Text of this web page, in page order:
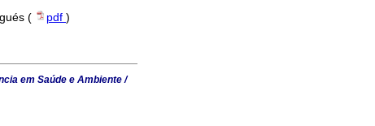
( pdf )
em Saúde e Ambiente /